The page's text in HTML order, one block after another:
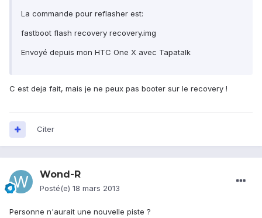
La commande pour reflasher est:
fastboot flash recovery recovery.img
Envoyé depuis mon HTC One X avec Tapatalk
C est deja fait, mais je ne peux pas booter sur le recovery !
Citer
Wond-R
Posté(e) 18 mars 2013
Personne n'aurait une nouvelle piste ?